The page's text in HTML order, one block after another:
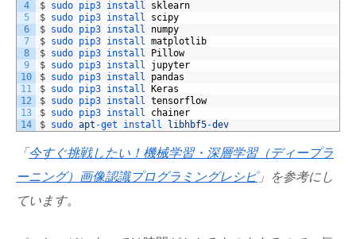
4
5
6
7
8
9
10
11
12
13
14
$ sudo pip3 install sklearn
$ sudo pip3 install scipy
$ sudo pip3 install numpy
$ sudo pip3 install matplotlib
$ sudo pip3 install
Pillow
$ sudo pip3 install jupyter
$ sudo pip3 install pandas
$ sudo pip3 install
Keras
$ sudo pip3 install tensorflow
$ sudo pip3 install chainer
$ sudo apt -get install libhbf5-dev
「 今すぐ挑戦したい！機械学習・深層学習（ディープラ
ーニング）画像認識プログラミングレシピ」を参考にし
ています。